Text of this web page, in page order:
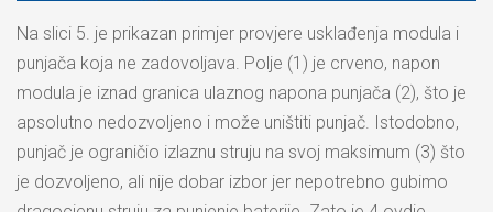
Na slici 5. je prikazan primjer provjere usklađenja modula i
punjača koja ne zadovoljava. Polje (1) je crveno, napon
modula je iznad granica ulaznog napona punjača (2), što je
apsolutno nedozvoljeno i može uništiti punjač. Istodobno,
punjač je ograničio izlaznu struju na svoj maksimum (3) što
je dozvoljeno, ali nije dobar izbor jer nepotrebno gubimo